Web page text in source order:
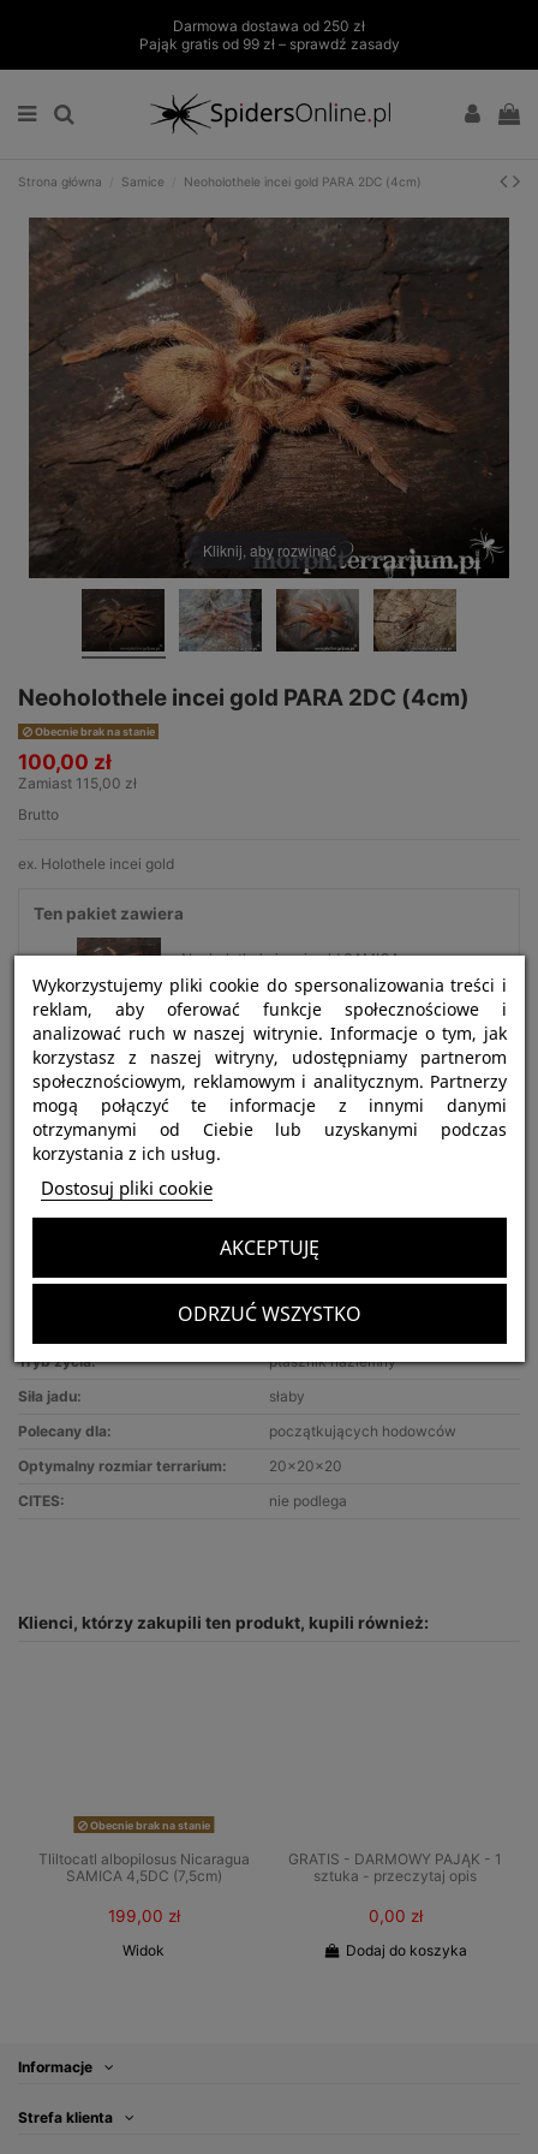
Darmowa dostawa od 250 zł
Pająk gratis od 99 zł – sprawdź zasady
Strona główna Samice Neoholothele incei gold PARA 2DC (4cm)
Kliknij, aby rozwinąć
Neoholothele incei gold PARA 2DC (4cm)
Obecnie brak na stanie
100,00 zł
Zamiast 115,00 zł
Brutto
ex. Holothele incei gold
Ten pakiet zawiera
Neoholothele incei gold SAMICA
1,5-2DC (3-3,5cm)
Neoholothele incei gold SAMIEC
2DC (4cm)
35,00 zł
Najważniejsze informacje:
Neoholothele incei gold
Tryb życia:
ptasznik naziemny
Siła jadu:
słaby
Polecany dla:
początkujących hodowców
Optymalny rozmiar terrarium:
20x20x20
CITES:
nie podlega
Klienci, którzy zakupili ten produkt, kupili również:
Obecnie brak na stanie
Tliltocatl albopilosus Nicaragua
SAMICA 4,5DC (7,5cm)
199,00 zł
Widok
GRATIS - DARMOWY PAJĄK - 1
sztuka - przeczytaj opis
0,00 zł
Dodaj do koszyka
Informacje
Strefa klienta
Wykorzystujemy pliki cookie do spersonalizowania treści i
reklam, aby oferować funkcje społecznościowe i
analizować ruch w naszej witrynie. Informacje o tym, jak
korzystasz z naszej witryny, udostępniamy partnerom
społecznościowym, reklamowym i analitycznym. Partnerzy
mogą połączyć te informacje z innymi danymi
otrzymanymi od Ciebie lub uzyskanymi podczas
korzystania z ich usług.
Dostosuj pliki cookie
ODRZUĆ WSZYSTKO
AKCEPTUJĘ